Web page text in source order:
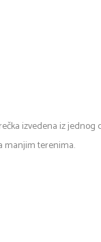
izvedena iz jednog
manjim terenima.